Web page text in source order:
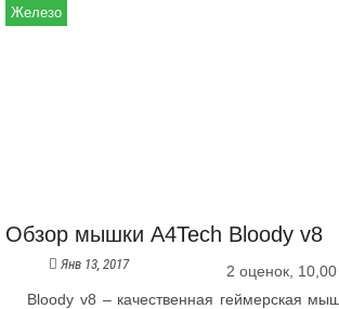
Железо
Обзор мышки A4Tech Bloody v8
2 оценок,
Янв 13, 2017
Bloody v8 – качественная геймерская